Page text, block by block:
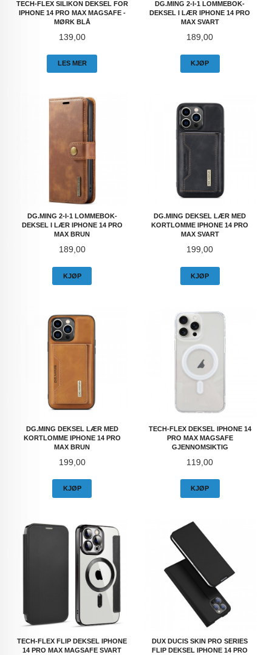
TECH-FLEX SILIKON DEKSEL FOR
IPHONE 14 PRO MAX MAGSAFE -
MØRK BLÅ
Pris
139,00
LES MER
DG.MING 2-I-1 LOMMEBOK-
DEKSEL I LÆR IPHONE 14 PRO
MAX SVART
Pris
189,00
KJØP
DG.MING 2-I-1 LOMMEBOK-
DEKSEL I LÆR IPHONE 14 PRO
MAX BRUN
Pris
189,00
KJØP
DG.MING DEKSEL LÆR MED
KORTLOMME IPHONE 14 PRO
MAX SVART
Pris
199,00
KJØP
DG.MING DEKSEL LÆR MED
KORTLOMME IPHONE 14 PRO
MAX BRUN
Pris
199,00
KJØP
TECH-FLEX DEKSEL IPHONE 14
PRO MAX MAGSAFE
GJENNOMSIKTIG
Pris
119,00
KJØP
TECH-FLEX FLIP DEKSEL IPHONE
14 PRO MAX MAGSAFE SVART
DUX DUCIS SKIN PRO SERIES
FLIP DEKSEL IPHONE 14 PRO